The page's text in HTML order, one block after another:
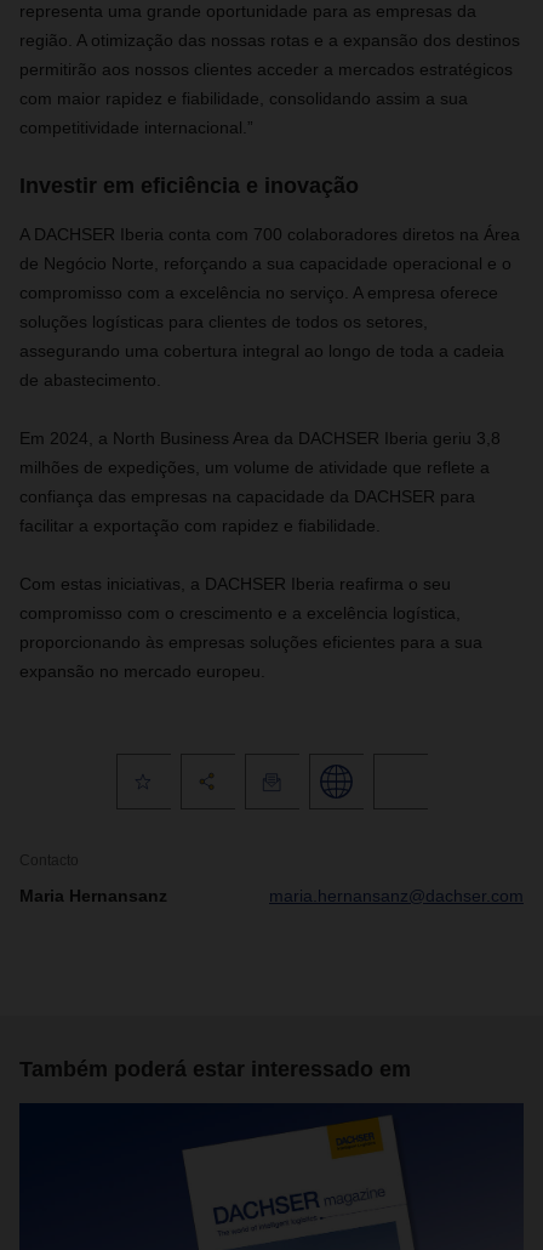
representa uma grande oportunidade para as empresas da
região. A otimização das nossas rotas e a expansão dos destinos
permitirão aos nossos clientes acceder a mercados estratégicos
com maior rapidez e fiabilidade, consolidando assim a sua
competitividade internacional.”
Investir em eficiência e inovação
A DACHSER Iberia conta com 700 colaboradores diretos na Área
de Negócio Norte, reforçando a sua capacidade operacional e o
compromisso com a excelência no serviço. A empresa oferece
soluções logísticas para clientes de todos os setores,
assegurando uma cobertura integral ao longo de toda a cadeia
de abastecimento.
Em 2024, a North Business Area da DACHSER Iberia geriu 3,8
milhões de expedições, um volume de atividade que reflete a
confiança das empresas na capacidade da DACHSER para
facilitar a exportação com rapidez e fiabilidade.
Com estas iniciativas, a DACHSER Iberia reafirma o seu
compromisso com o crescimento e a excelência logística,
proporcionando às empresas soluções eficientes para a sua
expansão no mercado europeu.
Contacto
Maria Hernansanz maria.hernansanz@dachser.com
Também poderá estar interessado em